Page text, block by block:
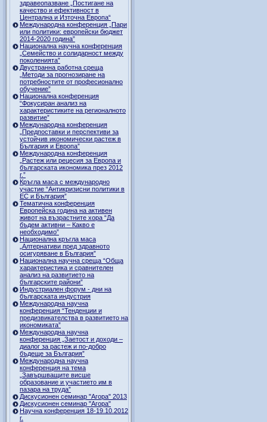
здравеопазване „Постигане на
качество и ефективност в
Централна и Източна Европа“
Международна конференция „Пари
или политики: европейски бюджет
2014-2020 година”
Национална научна конференция
„Семейство и солидарност между
поколенията”
Двустранна работна среща
„Методи за прогнозиране на
потребностите от професионално
обучение”
Национална конференция
“Фокусиран анализ на
характеристиките на регионалното
развитие”
Международна конференция
„Предпоставки и перспективи за
устойчив икономически растеж в
България и Европа”
Международна конференция
„Растеж или рецесия за Европа и
българската икономика през 2012
г.”
Кръгла маса с международно
участие “Антикризисни политики в
ЕС и България”
Тематична конференция
Европейска година на активен
живот на възрастните хора “Да
бъдем активни – Какво е
необходимо”
Национална кръгла маса
„Алтернативи пред здравното
осигуряване в България”
Национална научна среща “Обща
характеристика и сравнителен
анализ на развитието на
българските райони”
Индустриален форум - дни на
българската индустрия
Международна научна
конференция “Тенденции и
предизвикателства в развитието на
икономиката”
Международна научна
конференция „Заетост и доходи –
диалог за растеж и по-добро
бъдеще за България”
Международна научна
конференция на тема
„Завършващите висше
образование и участието им в
пазара на труда”
Дискусионен семинар "Агора" 2013
Дискусионен семинар "Агора"
Научна конференция 18-19.10.2012
г.